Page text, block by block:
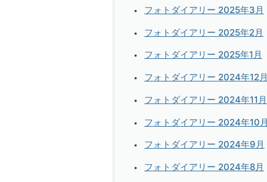
フォトダイアリー 2025年3月
フォトダイアリー 2025年2月
フォトダイアリー 2025年1月
フォトダイアリー 2024年12
フォトダイアリー 2024年11月
フォトダイアリー 2024年10
フォトダイアリー 2024年9月
フォトダイアリー 2024年8月